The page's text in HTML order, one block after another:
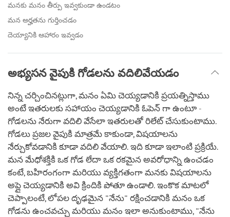
మనకు మనం తీర్పు ఇవ్వకుండా ఉండటం
మన అర్హతను గుర్తించడం
దెయ్యానికి ఆహారం ఇవ్వడం
అభ్యసన వైపుకి గోడలను వదిలివేయడం
నిన్న చర్చించినట్లుగా, మనం ఏమి చెయ్యడానికి ప్రయత్నిస్తాము
అంటే ఇతరులకు సహాయం చెయ్యడానికి ఓపెన్ గా ఉంటూ -
గోడలను నేరుగా వదిలి వేసేలా ఇతరులతో రిలేట్ చేసుకుంటాము.
గోడలు ప్రజల వైపుకి మాత్రమే కాకుండా, విషయాలను
నేర్చుకోవడానికి కూడా వదిలి వేయాలి. ఇది కూడా ఇలాంటి ప్రక్రియే.
మన మేధోశక్తికి ఒక గోడ లేదా ఒక రకమైన అవరోధాన్ని ఉంచడం
కంటే, బహిరంగంగా మరియు వ్యక్తిగతంగా మనకు విషయాలను
అప్లై చెయ్యడానికి అవి క్రిందికి పోతూ ఉండాలి. ఇంకొక మాటలో
చెప్పాలంటే, లోపల దృఢమైన "నేను" రక్షించడానికి మనం ఒక
గోడను ఉంచవచ్చు మరియు మనం ఇలా అనుకుంటాము, "నేను